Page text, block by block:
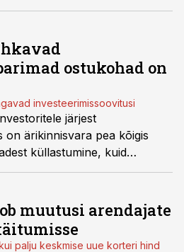
Soome ühe suurema
Timo Ritakallio ja Katja
ostukohad on
investeerimissoovitusi
järjest
on ärikinnisvara pea kõigis
küllastumine, kuid
saates Kinnisvaratund
juht
Roosve.
muutusi arendajate
palju keskmise uue korteri hind